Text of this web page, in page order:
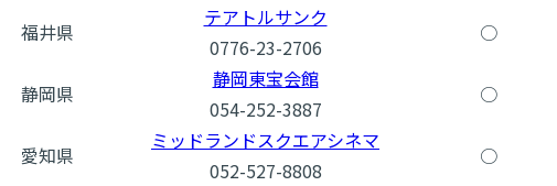
福井県
テアトルサンク
○
0776-23-2706
静岡県
静岡東宝会館
○
054-252-3887
愛知県
ミッドランドスクエアシネマ
○
052-527-8808